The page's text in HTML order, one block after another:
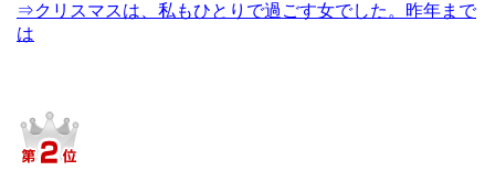
⇒クリスマスは、私もひとりで過ごす女でした。昨年まで
は